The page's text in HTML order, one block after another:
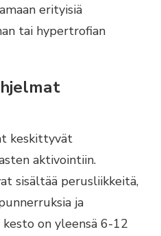
erityisiä
tai hypertrofian
keskittyvät
aktivointiin.
sisältää perusliikkeitä,
ja
on yleensä 6-12